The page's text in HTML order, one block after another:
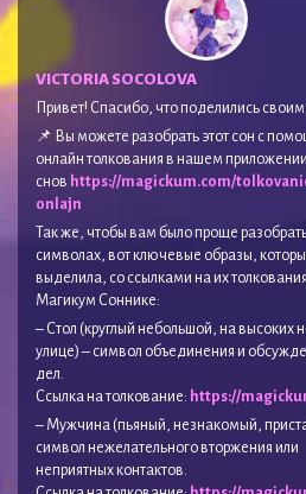
VICTORIA SOCOLOVA
Привет! Спасибо, что поделились своим
📌 Вы можете разобрать этот сон с
онлайн толкования в нашем
снов https://magickum.com/
onlajn
Так же, чтобы вам было проще
символах, вот ключевые образы,
выделила, со ссылками на их
Магикум Соннике:
– Стол (круглый небольшой, на высоких
улице) – символ объединения и
дел.
Ссылка на толкование: https://
– Мужчина (пьяный, незнакомый,
символ нежелательного вторжения или
неприятных контактов.